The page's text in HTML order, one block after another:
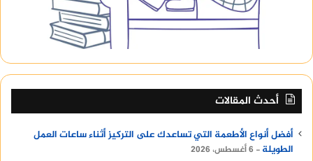
الكراسى بأسعار متنوعة، ستتمكن من العثور على
كراسى تتناسب مع ميزانيتك ومتطلباتك.
يمكن شراء كميات كبيرة من كراسي بلاستيك
بالجملة من الموردين المتخصصين في بيع الأثاث
التجاري، بعض الشركات تقدم خصومات على
المشتريات بالجملة، وهو خيار مثالي للمطاعم أو
الكافيهات التي ترغب في شراء كراسى بلاستيك
للمقاهي أو الحدائق.
أحدث المقالات
أفضل أنواع الأطعمة التي تساعدك على التركيز أثناء ساعات العمل
الطويلة
6 أغسطس، 2026